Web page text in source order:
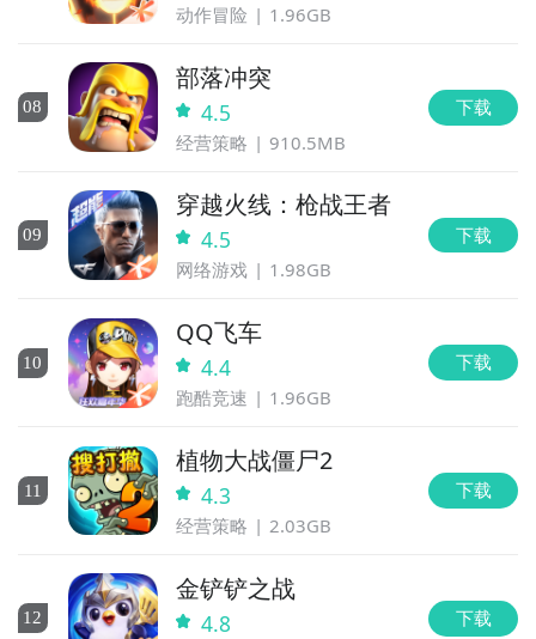
好了，美食与冒险团公测时间的关注方法就讲到这里，
地关注美食与冒险团什么时候开测，什么时候开放下
载，什么时候公测等信息，还有一个办法就是留意九游
美食与冒险团专区的每日更新，欢迎大家积极参与讨论
动作冒险 1.96GB
08
部落冲突
4.5
经营策略 910.5MB
下载
09
穿越火线：枪战王者
4.5
网络游戏 1.98GB
下载
10
QQ飞车
4.4
跑酷竞速 1.96GB
下载
11
植物大战僵尸2
4.3
经营策略 2.03GB
下载
12
金铲铲之战
4.8 下载